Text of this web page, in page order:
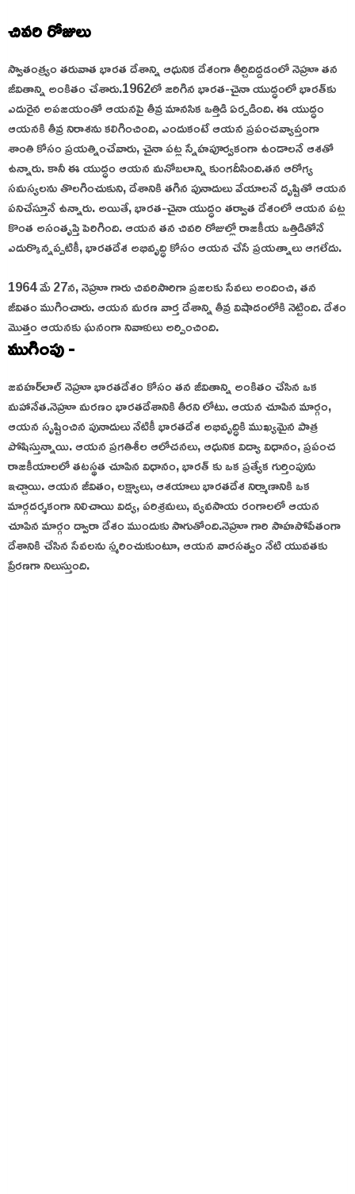
చివరి రోజులు
స్వాతంత్ర్యం తరువాత భారత దేశాన్ని ఆధునిక దేశంగా తీర్చిదిద్దడంలో నెహ్రూ తన
జీవితాన్ని అంకితం చేశారు.1962లో జరిగిన భారత-చైనా యుద్ధంలో భారత్‌కు
ఎదురైన అపజయంతో ఆయనపై తీవ్ర మానసిక ఒత్తిడి ఏర్పడింది. ఈ యుద్ధం
ఆయనకి తీవ్ర నిరాశను కలిగించింది, ఎందుకంటే ఆయన ప్రపంచవ్యాప్తంగా
శాంతి కోసం ప్రయత్నించేవారు, చైనా పట్ల స్నేహపూర్వకంగా ఉండాలనే ఆశతో
ఉన్నారు. కానీ ఈ యుద్ధం ఆయన మనోబలాన్ని కుంగదీసింది.తన ఆరోగ్య
సమస్యలను తొలగించుకుని, దేశానికి తగిన పునాదులు వేయాలనే దృష్టితో ఆయన
పనిచేస్తూనే ఉన్నారు. అయితే, భారత-చైనా యుద్ధం తర్వాత దేశంలో ఆయన పట్ల
కొంత అసంతృప్తి పెరిగింది. ఆయన తన చివరి రోజుల్లో రాజకీయ ఒత్తిడితోనే
ఎదుర్కొన్నప్పటికీ, భారతదేశ అభివృద్ధి కోసం ఆయన చేసే ప్రయత్నాలు ఆగలేదు.
1964 మే 27న, నెహ్రూ గారు చివరిసారిగా ప్రజలకు సేవలు అందించి, తన
జీవితం ముగించారు. ఆయన మరణ వార్త దేశాన్ని తీవ్ర విషాదంలోకి నెట్టింది. దేశం
మొత్తం ఆయనకు ఘనంగా నివాళులు అర్పించింది.
ముగింపు -
జవహర్‌లాల్ నెహ్రూ భారతదేశం కోసం తన జీవితాన్ని అంకితం చేసిన ఒక
మహానేత.నెహ్రూ మరణం భారతదేశానికి తీరని లోటు. ఆయన చూపిన మార్గం,
ఆయన సృష్టించిన పునాదులు నేటికీ భారతదేశ అభివృద్ధికి ముఖ్యమైన పాత్ర
పోషిస్తున్నాయి. ఆయన ప్రగతిశీల ఆలోచనలు, ఆధునిక విద్యా విధానం, ప్రపంచ
రాజకీయాలలో తటస్థత చూపిన విధానం, భారత్ కు ఒక ప్రత్యేక గుర్తింపును
ఇచ్చాయి. ఆయన జీవితం, లక్ష్యాలు, ఆశయాలు భారతదేశ నిర్మాణానికి ఒక
మార్గదర్శకంగా నిలిచాయివిద్య, పరిశ్రమలు, వ్యవసాయ రంగాలలో ఆయన
చూపిన మార్గం ద్వారా దేశం ముందుకు సాగుతోంది.నెహ్రూ గారి సాహసోపేతంగా
దేశానికి చేసిన సేవలను స్మరించుకుంటూ, ఆయన వారసత్వం నేటి యువతకు
ప్రేరణగా నిలుస్తుంది.